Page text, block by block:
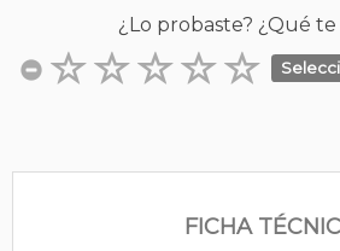
¿Lo probaste? ¿Qué te
FICHA